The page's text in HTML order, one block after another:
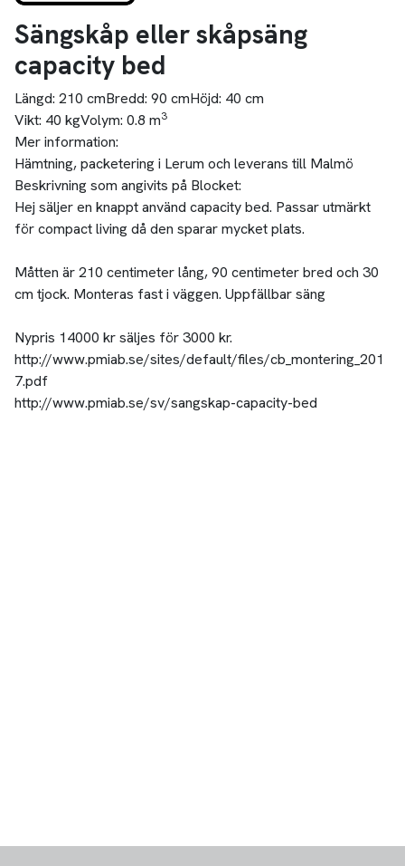
Sängskåp eller skåpsäng
capacity bed
Längd: 210 cmBredd: 90 cmHöjd: 40 cm
Vikt: 40 kgVolym: 0.8 m3
Mer information:
Hämtning, packetering i Lerum och leverans till Malmö
Beskrivning som angivits på Blocket:
Hej säljer en knappt använd capacity bed. Passar utmärkt
för compact living då den sparar mycket plats.
Måtten är 210 centimeter lång, 90 centimeter bred och 30
cm tjock. Monteras fast i väggen. Uppfällbar säng
Nypris 14000 kr säljes för 3000 kr.
http://www.pmiab.se/sites/default/files/cb_montering_201
7.pdf
http://www.pmiab.se/sv/sangskap-capacity-bed